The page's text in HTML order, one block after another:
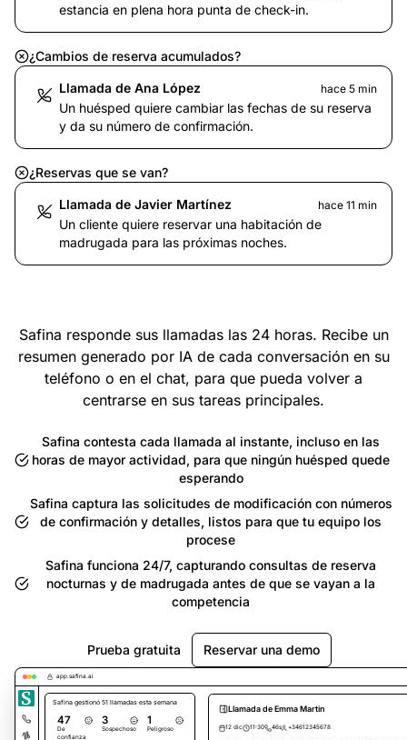
estancia en plena hora punta de check-in.
¿Cambios de reserva acumulados?
Llamada de Ana López hace 5 min
Un huésped quiere cambiar las fechas de su reserva
y da su número de confirmación.
¿Reservas que se van?
Llamada de Javier Martínez hace 11 min
Un cliente quiere reservar una habitación de
madrugada para las próximas noches.
Safina responde sus llamadas las 24 horas. Recibe un
resumen generado por IA de cada conversación en su
teléfono o en el chat, para que pueda volver a
centrarse en sus tareas principales.
Safina contesta cada llamada al instante, incluso en las
horas de mayor actividad, para que ningún huésped quede
esperando
Safina captura las solicitudes de modificación con números
de confirmación y detalles, listos para que tu equipo los
procese
Safina funciona 24/7, capturando consultas de reserva
nocturnas y de madrugada antes de que se vayan a la
competencia
Prueba gratuita Reservar una demo